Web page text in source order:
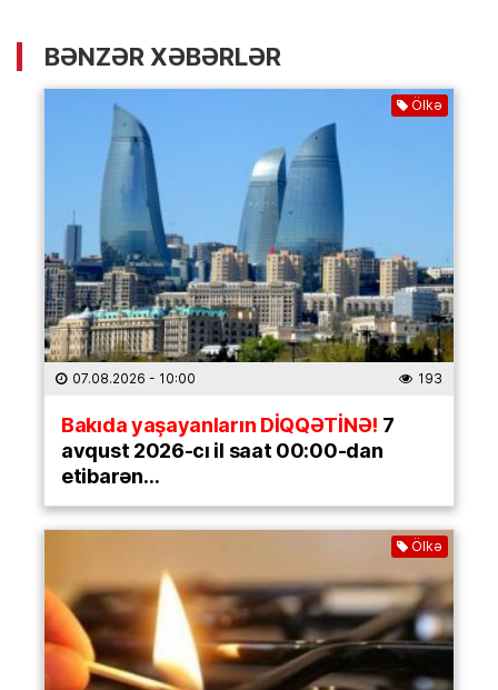
BƏNZƏR XƏBƏRLƏR
Ölkə
07.08.2026 - 10:00 193
Bakıda yaşayanların DİQQƏTİNƏ! 7
avqust 2026-cı il saat 00:00-dan
etibarən…
Ölkə